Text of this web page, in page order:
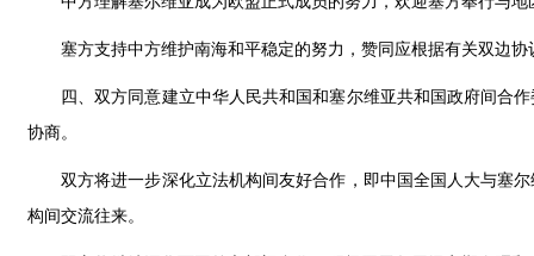
塞方支持中方维护南海和平稳定的努力，赞同应根据有关双边
四、双方同意建立中华人民共和国和塞尔维亚共和国政府间合
协商。
双方将进一步深化立法机构间友好合作，即中国全国人大与塞
构间交流往来。